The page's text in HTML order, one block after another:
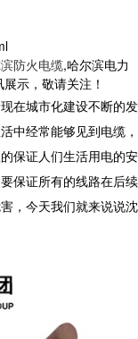
防火电缆,哈尔滨电力
示，敬请关注！
在城市化建设不断的发
中经常能够见到电缆，
保证人们生活用电的安
保证所有的线路在后续
，今天我们就来说说沈